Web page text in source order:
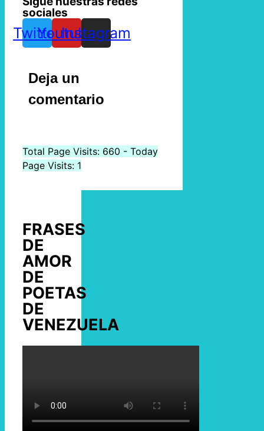
sociales
TwitterYoutube
Instagram
Deja un
comentario
Total Page Visits: 660 - Today
Page Visits: 1
FRASES
DE
AMOR
DE
POETAS
DE
VENEZUELA